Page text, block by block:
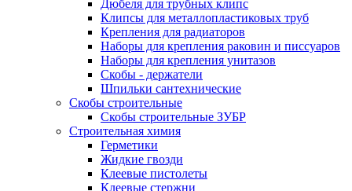
Дюбеля для трубных клипс
Клипсы для металлопластиковых труб
Крепления для радиаторов
Наборы для крепления раковин и писсуаров
Наборы для крепления унитазов
Скобы - держатели
Шпильки сантехнические
Скобы строительные
Скобы строительные ЗУБР
Строительная химия
Герметики
Жидкие гвозди
Клеевые пистолеты
Клеевые стержни